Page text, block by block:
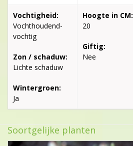
Vochtigheid:
Vochthoudend-
vochtig
Zon / schaduw:
Lichte schaduw
Wintergroen:
Ja
Hoogte in CM:
20
Giftig:
Nee
Soortgelijke planten